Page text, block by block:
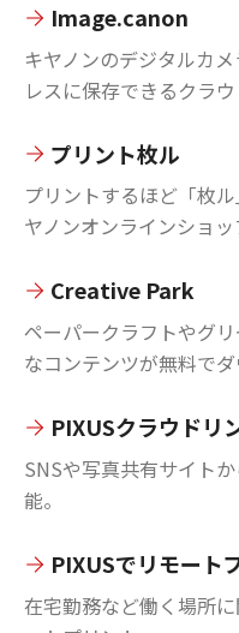
Image.canon
キヤノンのデジタルカ
レスに保存できるクラウ
プリント枚ル
プリントするほど「枚
ヤノンオンラインショッ
Creative Park
ペーパークラフトやグ
なコンテンツが無料でダ
PIXUSクラウドリ
SNSや写真共有サイト
能。
PIXUSでリモート
在宅勤務など働く場所